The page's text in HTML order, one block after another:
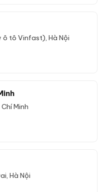
điện.
phân quyền.
3 lần.
giá trị cao.
ô tô Vinfast), Hà Nội
Minh
Hà Nội